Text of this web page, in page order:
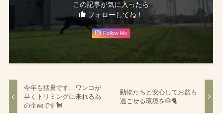
この記事が気に入ったら
フォローしてね！
Follow Me
今年も猛暑です…ワンコが
早くトリミングに来れる為
の企画です🐩
動物たちと安心してお盆も
過ごせる環境を🐶🐈